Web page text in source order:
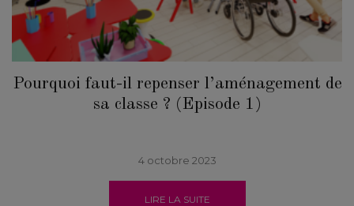
Pourquoi faut-il repenser l’aménagement de
sa classe ? (Episode 1)
4 octobre 2023
LIRE LA SUITE